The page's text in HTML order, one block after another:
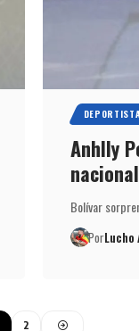
Anhlly
Bolívar
PorLucho
2